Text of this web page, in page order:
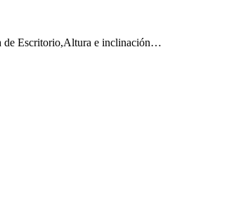
de Escritorio,Altura e inclinación…